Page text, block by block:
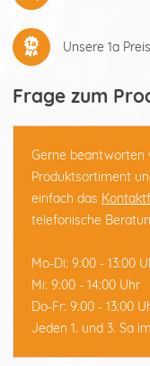
Unsere 1a
Frage zum
Gerne beantworten
Produktsortiment
einfach das
telefonische
Mo-Di: 9:00 - 13:00
Mi: 9:00 - 14:00 Uhr
Do-Fr: 9:00 - 13:00
Jeden 1. und 3. Sa